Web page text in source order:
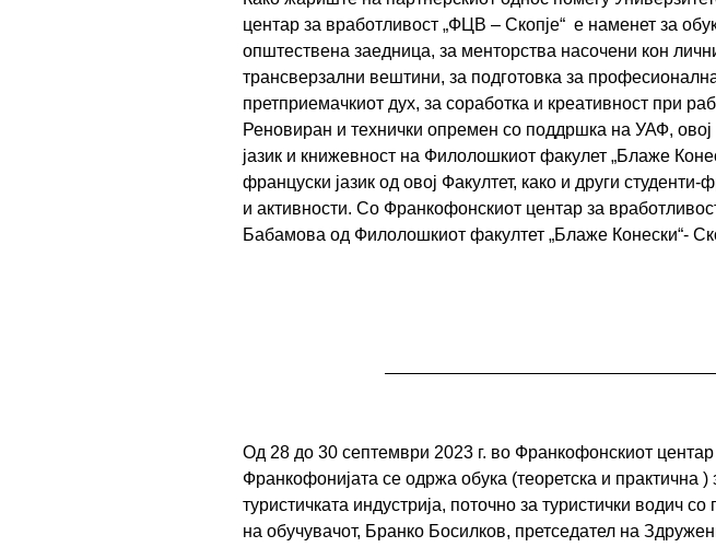
центар за вработливост „ФЦВ – Скопје“ е наменет за
општествена заедница, за менторства насочени кон
трансверзални вештини, за подготовка за
претприемачкиот дух, за соработка и креативност при
Реновиран и технички опремен со поддршка на УАФ,
јазик и книжевност на Филолошкиот факулет „Блаже
француски јазик од овој Факултет, како и други
и активности. Со Франкофонскиот центар за
Бабамова од Филолошкиот факултет „Блаже Конески“-
Од 28 до 30 септември 2023 г. во Франкофонскиот центар
Франкофонијата се одржа обука (теоретска и
туристичката индустрија, поточно за туристички водич
на обучувачот, Бранко Босилков, претседател на